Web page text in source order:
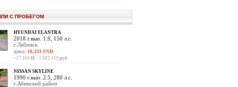
С ПРОБЕГОМ
HYUNDAI ELANTRA
2018 г.вып. 1.9, 150 л.с.
г.Лабинск
цена: 18,333 USD
~17,164 И, ~1 682 419 руб.
NISSAN SKYLINE
1990 г.вып. 2.5, 280 л.с.
г.Абинский район